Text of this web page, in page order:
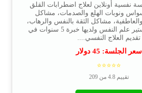
نفسية أونلاين لعلاج اضطرابات القلق
ونوبات الهلع والصدمات، مشاكل
والعاطفية، مشاكل الثقة بالنفس والرهاب،
حاصلة على ماجستير علم النفس ولديها خبرة 5 سنوات في
تقديم العلاج النفسي....
سعر الجلسة: 45 دولار
⭐⭐⭐⭐⭐
تقييم 4.8 من 209